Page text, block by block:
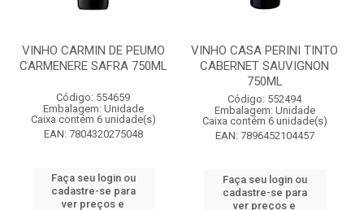
VINHO CARMIN DE PEUMO
CARMENERE SAFRA 750ML
Código: 554659
Embalagem: Unidade
Caixa contém 6 unidade(s)
EAN: 7804320275048
Faça seu login ou
cadastre-se para
ver preços e
VINHO CASA PERINI TINTO
CABERNET SAUVIGNON
750ML
Código: 552494
Embalagem: Unidade
Caixa contém 6 unidade(s)
EAN: 7896452104457
Faça seu login ou
cadastre-se para
ver preços e